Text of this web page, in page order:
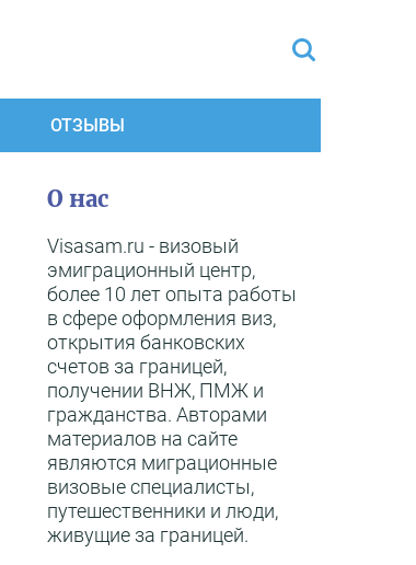
ОТЗЫВЫ
О нас
Visasam.ru - визовый
эмиграционный центр,
более 10 лет опыта работы
в сфере оформления виз,
открытия банковских
счетов за границей,
получении ВНЖ, ПМЖ и
гражданства. Авторами
материалов на сайте
являются миграционные
визовые специалисты,
путешественники и люди,
живущие за границей.